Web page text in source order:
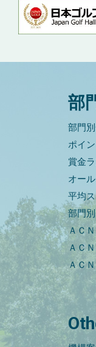
部
部門
ポイ
賞金
オー
平均
部門
ＡＣ
ＡＣ
ＡＣ